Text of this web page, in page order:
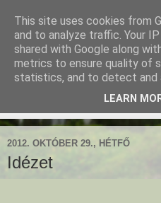
Ringató -
foglalkozásai
2012. OKTÓBER 29., HÉTFŐ
Idézet
This site uses cookies from
and to analyze traffic. Your
shared with Google along
metrics to ensure quality of
statistics, and to detect and
LEARN